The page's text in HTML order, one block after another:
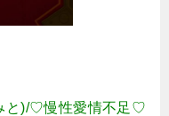
と)/♡慢性愛情不足♡